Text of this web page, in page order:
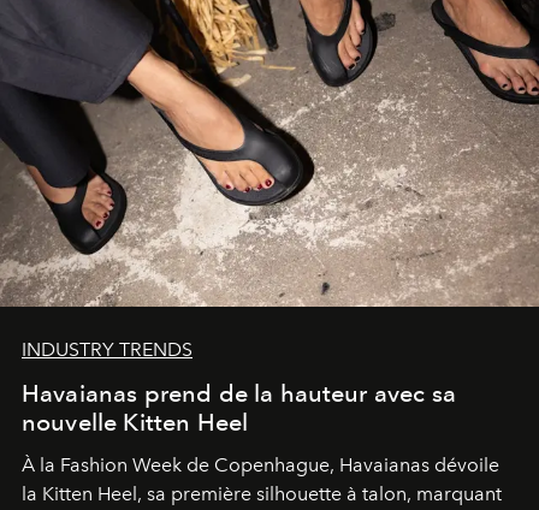
INDUSTRY TRENDS
Havaianas prend de la hauteur avec sa
nouvelle Kitten Heel
À la Fashion Week de Copenhague, Havaianas dévoile
la Kitten Heel, sa première silhouette à talon, marquant